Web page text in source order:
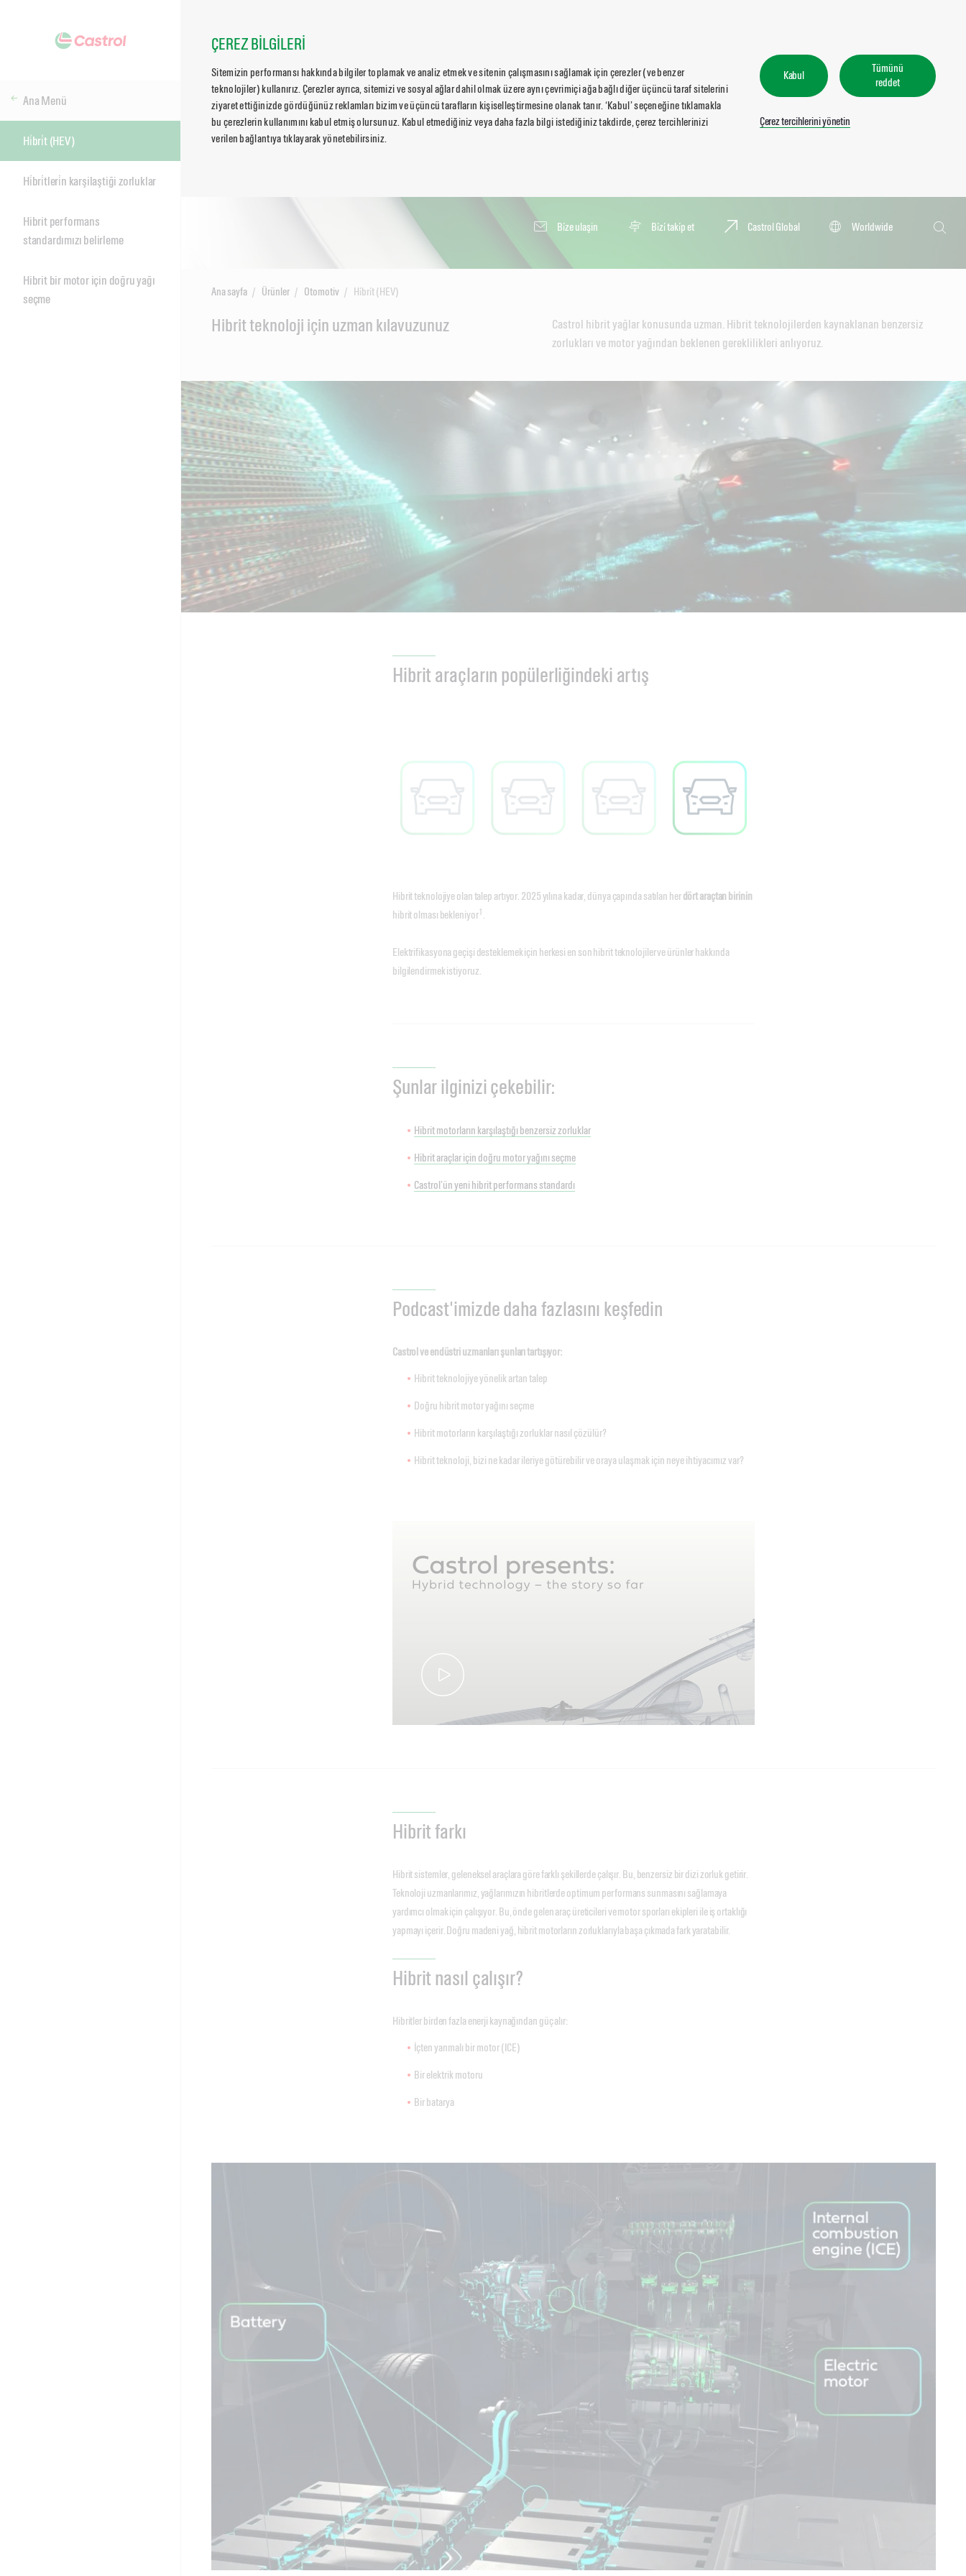
ÇEREZ BİLGİLERİ
Sitemizin performansı hakkında bilgiler toplamak ve analiz etmek ve sitenin çalışmasını sağlamak için çerezler (ve benzer
teknolojiler) kullanırız. Çerezler ayrıca, sitemizi ve sosyal ağlar dahil olmak üzere aynı çevrimiçi ağa bağlı diğer üçüncü taraf sitelerini
ziyaret ettiğinizde gördüğünüz reklamları bizim ve üçüncü tarafların kişiselleştirmesine olanak tanır. ‘Kabul’ seçeneğine tıklamakla
bu çerezlerin kullanımını kabul etmiş olursunuz. Kabul etmediğiniz veya daha fazla bilgi istediğiniz takdirde, çerez tercihlerinizi
verilen bağlantıya tıklayarak yönetebilirsiniz.
Kabul
Tümünü
reddet
Çerez tercihlerini yönetin
Bi̇ze ulaşin Bi̇zi̇ taki̇p et Castrol Global
Worldwide
Ara
Ana Menü
Hi̇bri̇t (HEV)
Hi̇bri̇tleri̇n karşilaştiği zorluklar
Hibrit performans
standardımızı belirleme
Hibrit bir motor için doğru yağı
seçme
Ana sayfa Ürünler Otomotiv Hi̇bri̇t (HEV)
Hibrit teknoloji için uzman kılavuzunuz
Castrol hibrit yağlar konusunda uzman. Hibrit teknolojilerden kaynaklanan benzersiz
zorlukları ve motor yağından beklenen gereklilikleri anlıyoruz.
Hibrit araçların popülerliğindeki artış
Hibrit teknolojiye olan talep artıyor. 2025 yılına kadar, dünya çapında satılan herdört araçtan birinin
hibrit olması bekleniyor1
Elektrifikasyona geçişi desteklemek için herkesi en son hibrit teknolojiler ve ürünler hakkında
bilgilendirmek istiyoruz.
Şunlar ilginizi çekebilir:
Hibrit motorların karşılaştığı benzersiz zorluklar
Hibrit araçlar için doğru motor yağını seçme
Castrol’ün yeni hibrit performans standardı
Podcast'imizde daha fazlasını keşfedin
Castrol ve endüstri uzmanları şunları tartışıyor:
Hibrit teknolojiye yönelik artan talep
Doğru hibrit motor yağını seçme
Hibrit motorların karşılaştığı zorluklar nasıl çözülür?
Hibrit teknoloji, bizi ne kadar ileriye götürebilir ve oraya ulaşmak için neye ihtiyacımız var?
Hibrit farkı
Hibrit sistemler, geleneksel araçlara göre farklı şekillerde çalışır. Bu, benzersiz bir dizi zorluk getirir.
Teknoloji uzmanlarımız, yağlarımızın hibritlerde optimum performans sunmasını sağlamaya
yardımcı olmak için çalışıyor. Bu, önde gelen araç üreticileri ve motor sporları ekipleri ile iş ortaklığı
yapmayı içerir. Doğru madeni yağ, hibrit motorların zorluklarıyla başa çıkmada fark yaratabilir.
Hibrit nasıl çalışır?
Hibritler birden fazla enerji kaynağından güç alır:
İçten yanmalı bir motor (ICE)
Bir elektrik motoru
Bir batarya